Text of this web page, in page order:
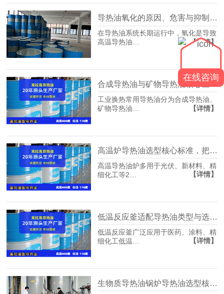
导热油氧化的原因、危害与抑制氧化的专业方法
在导热油系统长期运行中，氧化是导致
高温导热油…
【详情】
合成导热油与矿物导热油核心区别及适用工况对比
工业换热常用导热油分为合成导热油、
矿物导热油…
【详情】
高温炉导热油选型核心标准，把控五大关键指标
高温导热油炉多用于光伏、新材料、精
细化工等2…
【详情】
低温反应釜适配导热油类型与选型标准
低温反应釜广泛应用于医药、涂料、精
细化工低温…
【详情】
生物质导热油锅炉导热油选型核心要点
在线咨询